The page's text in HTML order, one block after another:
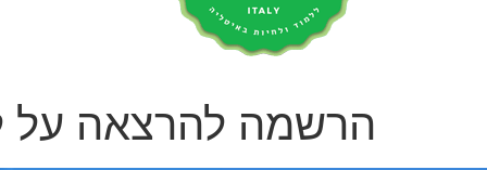
הרשמה להרצאה על